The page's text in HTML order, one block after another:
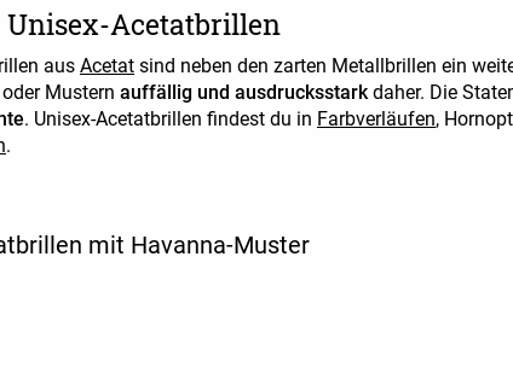
Unisex-Acetatbrillen
aus Acetat sind neben den zarten Metallbrillen ein
Mustern auffällig und ausdrucksstarkdaher. Die
. Unisex-Acetatbrillen findest du in Farbverläufen,
.
mit Havanna-Muster